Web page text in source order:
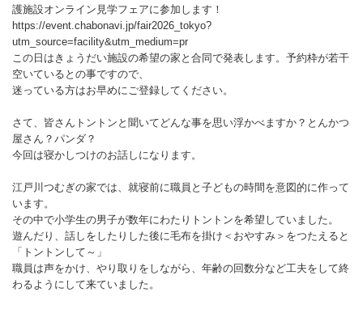
護施設オンライン見学フェアに参加します！
https://event.chabonavi.jp/fair2026_tokyo?
utm_source=facility&utm_medium=pr
この日はきょうだい施設の希望の家と合同で発表します。予約枠が若干
空いているとの事ですので、
迷っている方はお早めにご登録してください。
さて、皆さんトントンと聞いてどんな事を思い浮かべますか？とんかつ
屋さん？パンダ？
今回は寝かしつけのお話しになります。
江戸川つむぎの家では、就寝前に職員と子どもの時間を意図的に作って
います。
その中で小学生の男子が数年にわたりトントンを希望していました。
遊んだり、話しをしたりした後に毛布を掛け＜おやすみ＞をつたえると
「トントンして～」
職員は声をかけ、やり取りをしながら、年齢の回数分など工夫をして終
わるようにして来ていました。